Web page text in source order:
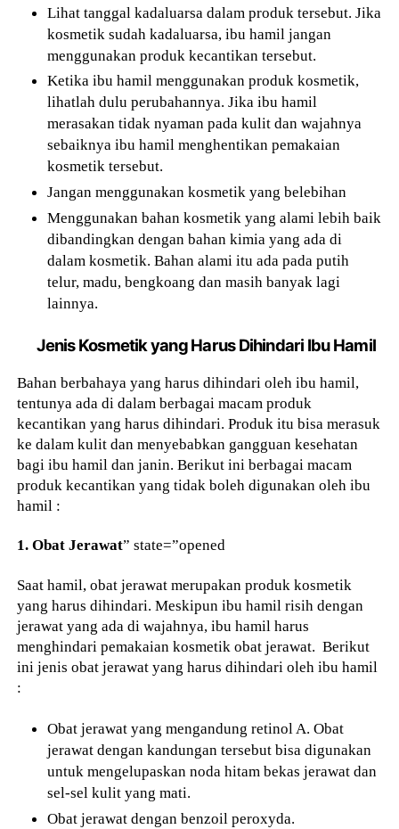
Lihat tanggal kadaluarsa dalam produk tersebut. Jika
kosmetik sudah kadaluarsa, ibu hamil jangan
menggunakan produk kecantikan tersebut.
Ketika ibu hamil menggunakan produk kosmetik,
lihatlah dulu perubahannya. Jika ibu hamil
merasakan tidak nyaman pada kulit dan wajahnya
sebaiknya ibu hamil menghentikan pemakaian
kosmetik tersebut.
Jangan menggunakan kosmetik yang belebihan
Menggunakan bahan kosmetik yang alami lebih baik
dibandingkan dengan bahan kimia yang ada di
dalam kosmetik. Bahan alami itu ada pada putih
telur, madu, bengkoang dan masih banyak lagi
lainnya.
Jenis Kosmetik yang Harus Dihindari Ibu Hamil
Bahan berbahaya yang harus dihindari oleh ibu hamil,
tentunya ada di dalam berbagai macam produk
kecantikan yang harus dihindari. Produk itu bisa merasuk
ke dalam kulit dan menyebabkan gangguan kesehatan
bagi ibu hamil dan janin. Berikut ini berbagai macam
produk kecantikan yang tidak boleh digunakan oleh ibu
hamil :
1. Obat Jerawat” state=”opened
Saat hamil, obat jerawat merupakan produk kosmetik
yang harus dihindari. Meskipun ibu hamil risih dengan
jerawat yang ada di wajahnya, ibu hamil harus
menghindari pemakaian kosmetik obat jerawat. Berikut
ini jenis obat jerawat yang harus dihindari oleh ibu hamil
:
Obat jerawat yang mengandung retinol A. Obat
jerawat dengan kandungan tersebut bisa digunakan
untuk mengelupaskan noda hitam bekas jerawat dan
sel-sel kulit yang mati.
Obat jerawat dengan benzoil peroxyda.